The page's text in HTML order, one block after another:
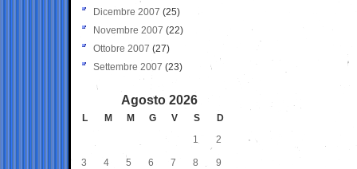
Dicembre 2007 (25)
Novembre 2007 (22)
Ottobre 2007 (27)
Settembre 2007 (23)
Agosto 2026
L M M G V S
D
1
2
3 4 5 6 7 8 9